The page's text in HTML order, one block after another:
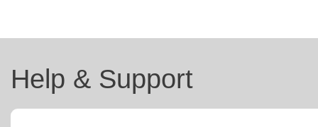
Help & Support